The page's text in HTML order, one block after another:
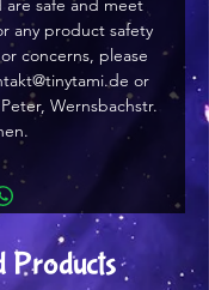
safe and meet
any product safety
concerns, please
or
Wernsbachstr.
Products